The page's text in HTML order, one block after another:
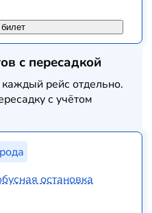
с пересадкой
рейс отдельно.
с учётом
остановка